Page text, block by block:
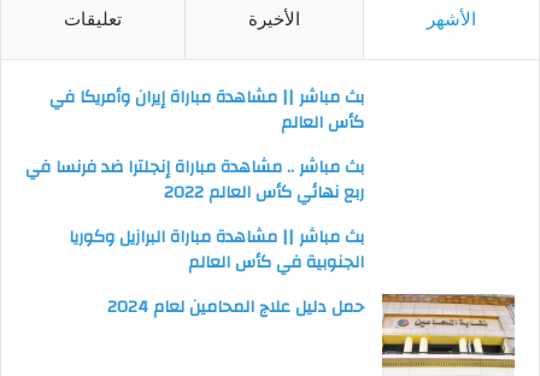
الأشهر الأخيرة تعليقات
بث مباشر || مشاهدة مباراة إيران وأمريكا في
كأس العالم
بث مباشر .. مشاهدة مباراة إنجلترا ضد فرنسا في
ربع نهائي كأس العالم 2022
بث مباشر || مشاهدة مباراة البرازيل وكوريا
الجنوبية في كأس العالم
حمل دليل علاج المحامين لعام 2024